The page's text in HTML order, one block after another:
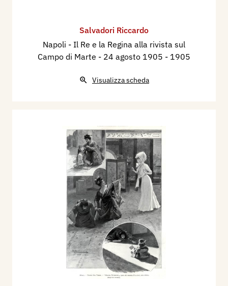
Salvadori Riccardo
Napoli - Il Re e la Regina alla rivista sul
Campo di Marte - 24 agosto 1905 - 1905
Visualizza scheda